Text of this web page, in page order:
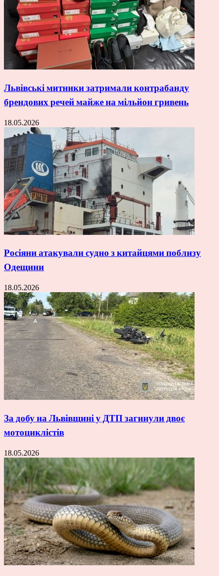
Львівські митники затримали контрабанду
брендових речей майже на мільйон гривень
18.05.2026
Росіяни атакували судно з китайцями поблизу
Одещини
18.05.2026
За добу на Львівщині у ДТП загинули двоє
мотоциклістів
18.05.2026